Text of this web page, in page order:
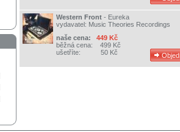
Western Front - Eureka
vydavatel: Music Theories Recordings
naše cena:
449 Kč
běžná cena: 499 Kč
ušetříte: 50 Kč